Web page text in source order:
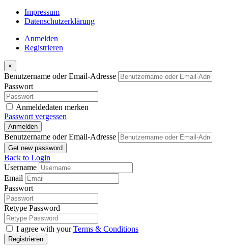
Impressum
Datenschutzerklärung
Anmelden
Registrieren
×
Benutzername oder Email-Adresse
Passwort
Anmeldedaten merken
Passwort vergessen
Anmelden
Benutzername oder Email-Adresse
Get new password
Back to Login
Username
Email
Passwort
Retype Password
I agree with yourTerms & Conditions
Registrieren